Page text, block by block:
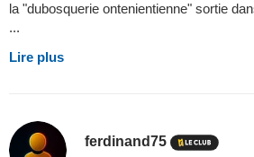
la "dubosquerie ontenientienne" sortie
...
Lire plus
ferdinand75